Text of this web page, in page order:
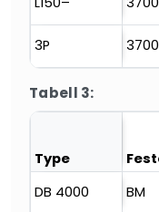
3P
3700
Tabell 3:
Type
DB 4000
BM